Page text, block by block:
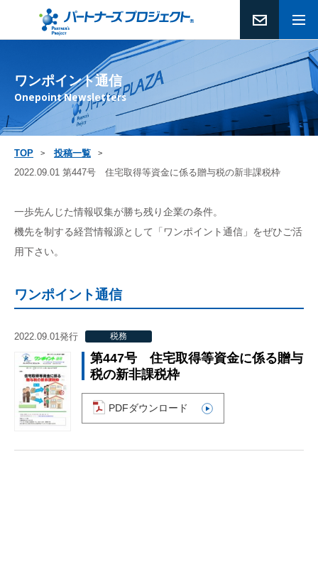
ワンポイント通信
Onepoint Newsletters
TOP
投稿一覧
2022.09.01 第447号 住宅取得等資金に係る贈与税の新非課税枠
一歩先んじた情報収集が勝ち残り企業の条件。
機先を制する経営情報源として「ワンポイント通信」をぜひご活
用下さい。
ワンポイント通信
2022.09.01発行 税務
第447号 住宅取得等資金に係る贈与
税の新非課税枠
PDFダウンロード